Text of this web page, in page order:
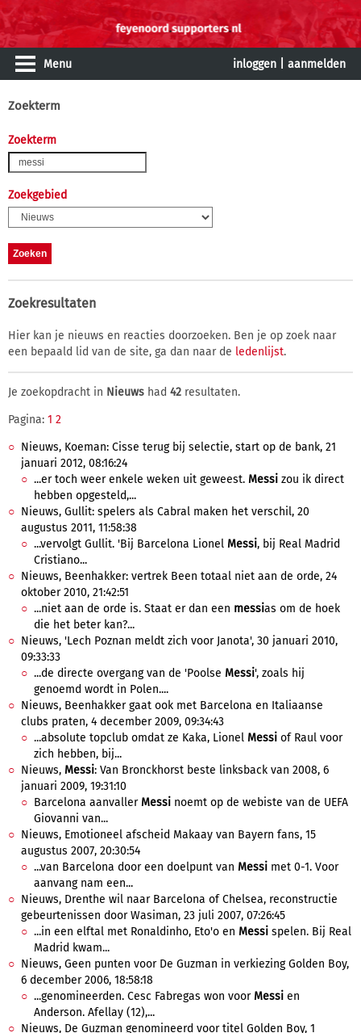
Menu inloggen aanmelden
Zoekterm
Zoekterm
Zoekgebied
Zoekresultaten
Hier kan je nieuws en reacties doorzoeken. Ben je op zoek naar
een bepaald lid van de site, ga dan naar de ledenlijst.
Je zoekopdracht in Nieuws had 42 resultaten.
Pagina: 1 2
Nieuws, Koeman: Cisse terug bij selectie, start op de bank, 21
januari 2012, 08:16:24
...er toch weer enkele weken uit geweest. Messi zou ik direct
hebben opgesteld,...
Nieuws, Gullit: spelers als Cabral maken het verschil, 20
augustus 2011, 11:58:38
...vervolgt Gullit. 'Bij Barcelona Lionel Messi, bij Real Madrid
Cristiano...
Nieuws, Beenhakker: vertrek Been totaal niet aan de orde, 24
oktober 2010, 21:42:51
...niet aan de orde is. Staat er dan een messias om de hoek
die het beter kan?...
Nieuws, 'Lech Poznan meldt zich voor Janota', 30 januari 2010,
09:33:33
...de directe overgang van de 'Poolse Messi', zoals hij
genoemd wordt in Polen....
Nieuws, Beenhakker gaat ook met Barcelona en Italiaanse
clubs praten, 4 december 2009, 09:34:43
...absolute topclub omdat ze Kaka, Lionel Messi of Raul voor
zich hebben, bij...
Nieuws, Messi: Van Bronckhorst beste linksback van 2008, 6
januari 2009, 19:31:10
Barcelona aanvallerMessi noemt op de webiste van de UEFA
Giovanni van...
Nieuws, Emotioneel afscheid Makaay van Bayern fans, 15
augustus 2007, 20:30:54
...van Barcelona door een doelpunt van Messi met 0-1. Voor
aanvang nam een...
Nieuws, Drenthe wil naar Barcelona of Chelsea, reconstructie
gebeurtenissen door Wasiman, 23 juli 2007, 07:26:45
...in een elftal met Ronaldinho, Eto'o en Messi spelen. Bij Real
Madrid kwam...
Nieuws, Geen punten voor De Guzman in verkiezing Golden Boy,
6 december 2006, 18:58:18
...genomineerden. Cesc Fabregas won voorMessi en
Anderson. Afellay (12),...
Nieuws, De Guzman genomineerd voor titel Golden Boy, 1